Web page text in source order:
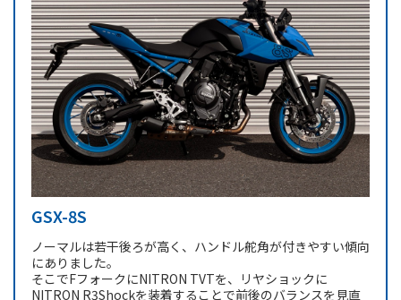
GSX-8S
ノーマルは若干後ろが高く、ハンドル舵角が付きやすい傾向
にありました。
そこでFフォークにNITRON TVTを、リヤショックに
NITRON R3Shockを装着することで前後のバランスを見直